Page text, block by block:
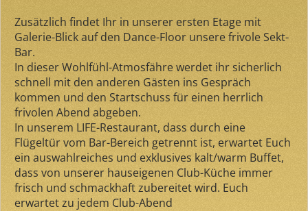
Zusätzlich findet Ihr in unserer ersten Etage mit
Galerie-Blick auf den Dance-Floor unsere frivole Sekt-
Bar.
In dieser Wohlfühl-Atmosfähre werdet ihr sicherlich
schnell mit den anderen Gästen ins Gespräch
kommen und den Startschuss für einen herrlich
frivolen Abend abgeben.
In unserem LIFE-Restaurant, dass durch eine
Flügeltür vom Bar-Bereich getrennt ist, erwartet Euch
ein auswahlreiches und exklusives kalt/warm Buffet,
dass von unserer hauseigenen Club-Küche immer
frisch und schmackhaft zubereitet wird. Euch
erwartet zu jedem Club-Abend